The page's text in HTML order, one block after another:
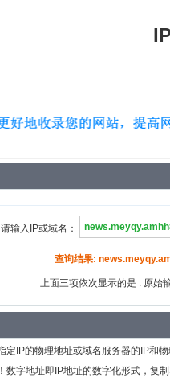
请输入IP或域名：
查询结果:
上面三项依次显示的是 : 原始
定IP的物理地址或域名服务器的IP和
数字地址即IP地址的数字化形式，复